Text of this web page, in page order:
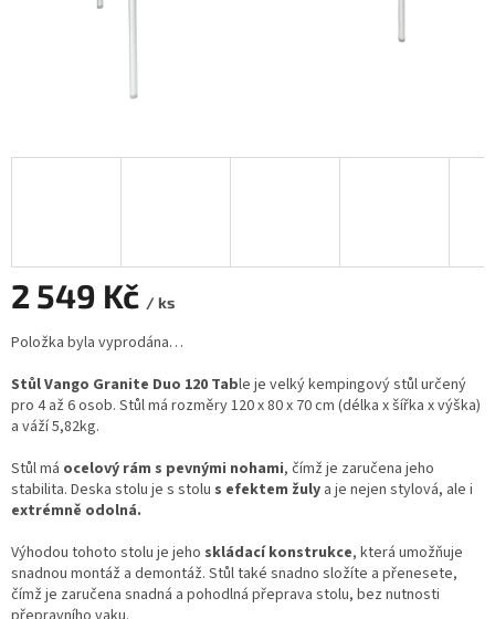
2 549 Kč / ks
Měrná
cena:
Položka byla vyprodána…
Stůl Vango Granite Duo 120 Table je velký kempingový stůl určený
pro 4 až 6 osob. Stůl má rozměry 120 x 80 x 70 cm (délka x šířka x výška)
a váží 5,82kg.
Stůl má ocelový rám s pevnými nohami, čímž je zaručena jeho
stabilita. Deska stolu je s stolu s efektem žuly a je nejen stylová, ale i
extrémně odolná.
Výhodou tohoto stolu je jeho skládací konstrukce, která umožňuje
snadnou montáž a demontáž. Stůl také snadno složíte a přenesete,
čímž je zaručena snadná a pohodlná přeprava stolu, bez nutnosti